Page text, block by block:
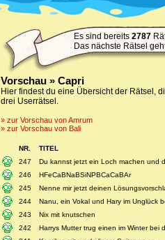
Es sind bereits 2787
Das nächste Rätsel
Vorschau » Capri
Hier findest du eine Übersicht der Rätsel,
drei Userrätsel.
» zur Vorschau von Amrum
» zur Vorschau von Bali
NR.
TITEL
247
Du kannst jetzt ein Loch machen und
246
HFeCaBNaBSiNPBCaCaBAr
245
Nenne mir jetzt deinen
244
Nanu, ein Vokal und Hary im Unglück
243
Nix mit knutschen
242
Harrys Mutter trug einen im Winter bei